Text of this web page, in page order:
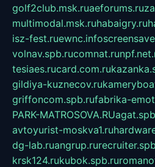
golf2club.msk.ruaeforums.ru
multimodal.msk.ruhabaigry.ru
isz-fest.ruewnc.info
volnav.spb.rucomnat.ru
tesiaes.rucard.com.ru
gildiya-kuznecov.ru
griffoncom.spb.rufabrika-
PARK-MATROSOVA.RU
avtoyurist-moskva1.ru
dg-lab.ruangrup.ru
krsk124.rukubok.spb.ru